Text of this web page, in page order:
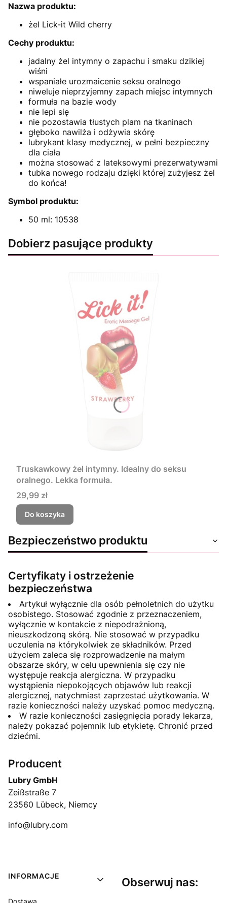
Nazwa produktu:
żel Lick-it Wild cherry
Cechy produktu:
jadalny żel intymny o zapachu i smaku dzikiej
wiśni
wspaniałe urozmaicenie seksu oralnego
niweluje nieprzyjemny zapach miejsc intymnych
formuła na bazie wody
nie lepi się
nie pozostawia tłustych plam na tkaninach
głęboko nawilża i odżywia skórę
lubrykant klasy medycznej, w pełni bezpieczny
dla ciała
można stosować z lateksowymi prezerwatywami
tubka nowego rodzaju dzięki której zużyjesz żel
do końca!
Symbol produktu:
50 ml: 10538
Dobierz pasujące produkty
Truskawkowy żel intymny. Idealny do seksu
oralnego. Lekka formuła.
Cena
29,99 zł
Do koszyka
Bezpieczeństwo produktu
Certyfikaty i ostrzeżenie
bezpieczeństwa
Artykuł wyłącznie dla osób pełnoletnich do użytku
osobistego. Stosować zgodnie z przeznaczeniem,
wyłącznie w kontakcie z niepodrażnioną,
nieuszkodzoną skórą. Nie stosować w przypadku
uczulenia na którykolwiek ze składników. Przed
użyciem zaleca się rozprowadzenie na małym
obszarze skóry, w celu upewnienia się czy nie
występuje reakcja alergiczna. W przypadku
wystąpienia niepokojących objawów lub reakcji
alergicznej, natychmiast zaprzestać użytkowania. W
razie konieczności należy uzyskać pomoc medyczną.
W razie konieczności zasięgnięcia porady lekarza,
należy pokazać pojemnik lub etykietę. Chronić przed
dziećmi.
Producent
Lubry GmbH
Zeißstraße 7
23560 Lübeck, Niemcy
info@lubry.com
Linki w stopce
INFORMACJE
Dostawa
Obserwuj nas: